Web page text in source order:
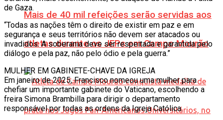
Mais de 40 mil refeições serão servidas aos
atletas durante os JEPs em Campo Mourão
de Gaza.
“Todas as nações têm o direito de existir em paz e em
segurança e seus territórios não devem ser atacados ou
invadidos. A soberania deve ser respeitada e garantida pelo
diálogo e pela paz, não pelo ódio e pela guerra.”
MULHER EM GABINETE-CHAVE DA IGREJA
Em janeiro de 2025, Francisco nomeou uma mulher para
chefiar um importante gabinete do Vaticano, escolhendo a
freira Simona Brambilla para dirigir o departamento
responsável por todas as ordens da Igreja Católica.